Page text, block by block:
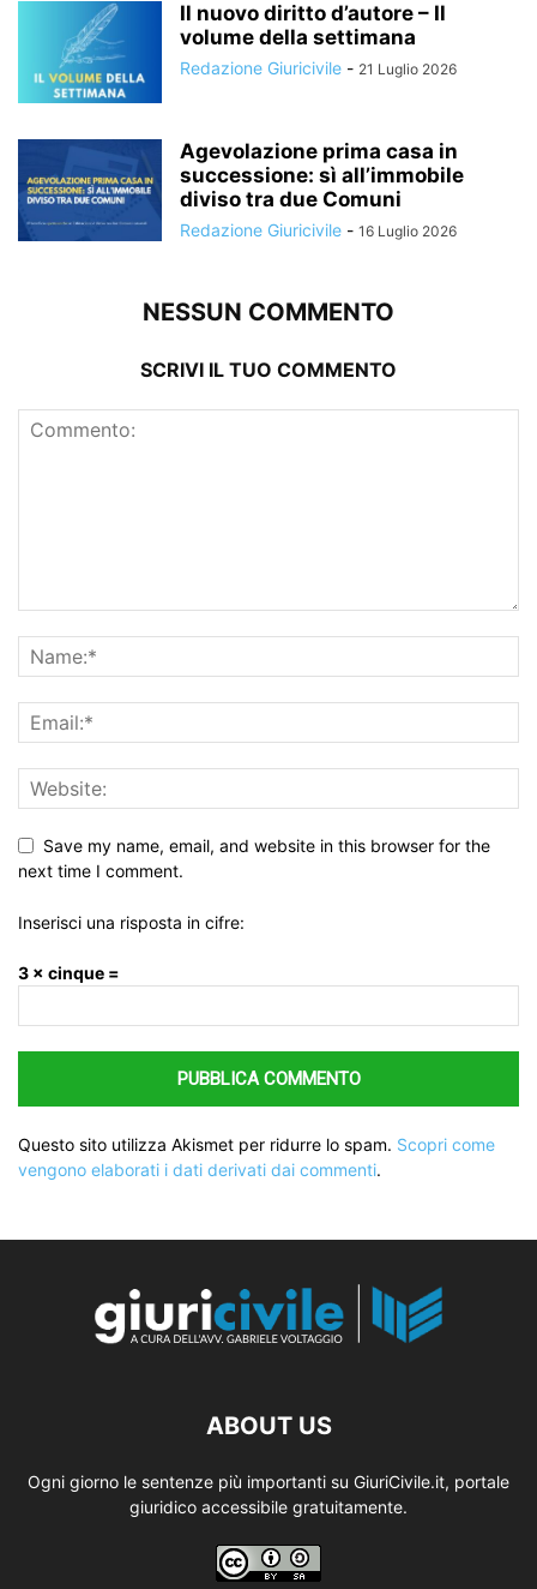
Il nuovo diritto d’autore – Il
volume della settimana
Redazione Giuricivile - 21 Luglio 2026
Agevolazione prima casa in
successione: sì all’immobile
diviso tra due Comuni
Redazione Giuricivile - 16 Luglio 2026
NESSUN COMMENTO
SCRIVI IL TUO COMMENTO
Save my name, email, and website in this browser for the
next time I comment.
Inserisci una risposta in cifre:
3 × cinque =
Questo sito utilizza Akismet per ridurre lo spam. Scopri come
vengono elaborati i dati derivati dai commenti.
ABOUT US
Ogni giorno le sentenze più importanti su GiuriCivile.it, portale
giuridico accessibile gratuitamente.